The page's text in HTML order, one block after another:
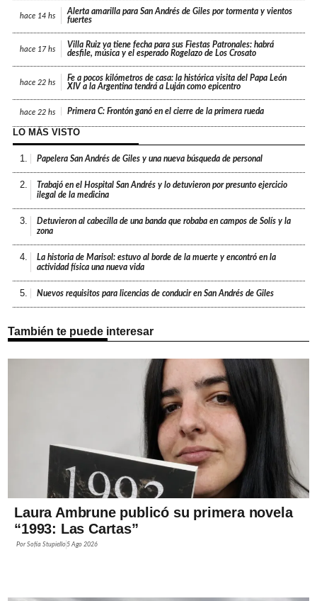
hace 14 hs
Alerta amarilla para San Andrés de Giles por tormenta y vientos
fuertes
hace 17 hs
Villa Ruiz ya tiene fecha para sus Fiestas Patronales: habrá
desfile, música y el esperado Rogelazo de Los Crosato
hace 22 hs
Fe a pocos kilómetros de casa: la histórica visita del Papa León
XIV a la Argentina tendrá a Luján como epicentro
hace 22 hs Primera C: Frontón ganó en el cierre de la primera rueda
LO MÁS VISTO
1. Papelera San Andrés de Giles y una nueva búsqueda de personal
2.
Trabajó en el Hospital San Andrés y lo detuvieron por presunto ejercicio
ilegal de la medicina
3.
Detuvieron al cabecilla de una banda que robaba en campos de Solís y la
zona
4.
La historia de Marisol: estuvo al borde de la muerte y encontró en la
actividad física una nueva vida
5. Nuevos requisitos para licencias de conducir en San Andrés de Giles
También te puede interesar
Laura Ambrune publicó su primera novela
“1993: Las Cartas”
PorSofía Stupiello5 Ago 2026